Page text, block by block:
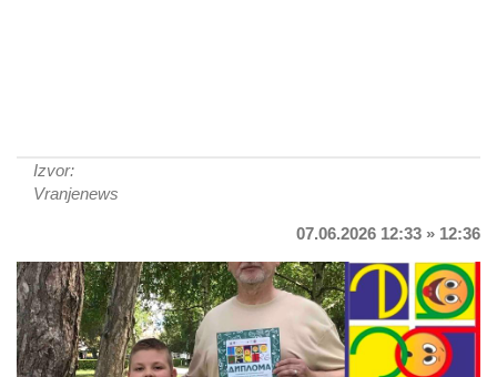
Izvor:
Vranjenews
07.06.2026 12:33 » 12:36